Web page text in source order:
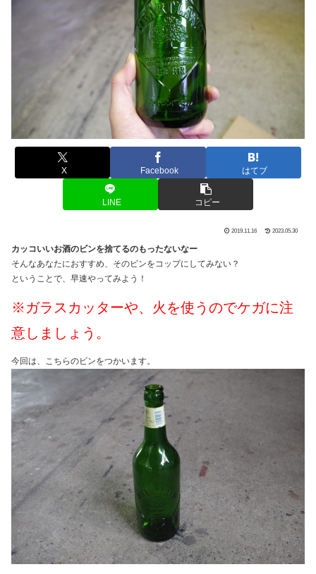
X Facebook はてブ
LINE コピー
2019.11.16 2023.05.30
カッコいいお酒のビンを捨てるのもったないなー
そんなあなたにおすすめ、そのビンをコップにしてみない？
ということで、早速やってみよう！
※ガラスカッターや、火を使うのでケガに注
意しましょう。
今回は、こちらのビンをつかいます。